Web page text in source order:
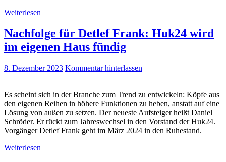
Weiterlesen
Nachfolge für Detlef Frank: Huk24 wird
im eigenen Haus fündig
8. Dezember 2023 Kommentar hinterlassen
Es scheint sich in der Branche zum Trend zu entwickeln: Köpfe aus
den eigenen Reihen in höhere Funktionen zu heben, anstatt auf eine
Lösung von außen zu setzen. Der neueste Aufsteiger heißt Daniel
Schröder. Er rückt zum Jahreswechsel in den Vorstand der Huk24.
Vorgänger Detlef Frank geht im März 2024 in den Ruhestand.
Weiterlesen